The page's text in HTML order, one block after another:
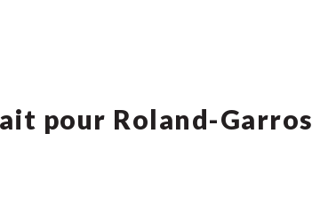
pour Roland-Garros